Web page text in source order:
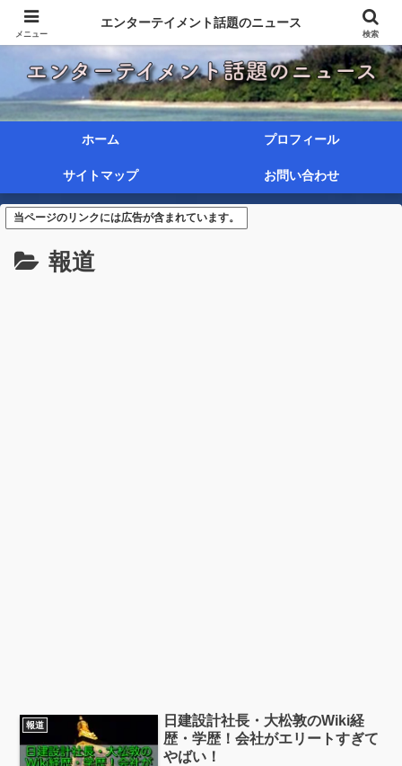
ホーム プロフィール
サイトマップ お問い合わせ
当ページのリンクには広告が含まれています。
報道
報道
日建設計社長・大松敦のWiki経
歴・学歴！会社がエリートすぎて
やばい！
メニュー
エンターテイメント話題のニュース
検索